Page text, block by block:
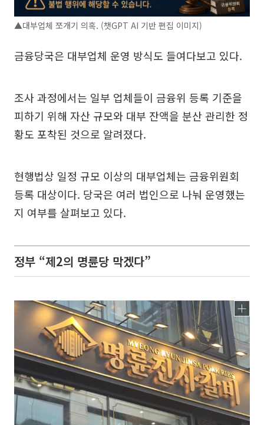
▲대부업체 쪼개기 의혹. (챗GPT AI 기반 편집 이미지)
금융당국은 대부업체 운영 방식도 들여다보고 있다.
조사 과정에서는 일부 업체들이 금융위 등록 기준을
피하기 위해 자산 규모와 대부 잔액을 분산 관리한 정
황도 포착된 것으로 알려졌다.
현행법상 일정 규모 이상의 대부업체는 금융위원회
등록 대상이다. 당국은 여러 법인으로 나눠 운영했는
지 여부를 살펴보고 있다.
정부 “제2의 명륜당 막겠다”